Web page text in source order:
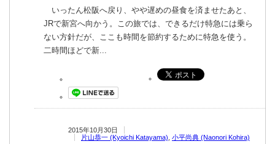
いったん松阪へ戻り、やや遅めの昼食を済ませたあと、
JRで新宮へ向かう。この旅では、できるだけ特急には乗ら
ない方針だが、ここも時間を節約するために特急を使う。
二時間ほどで新...
2015年10月30日
片山恭一 (Kyoichi Katayama) 小平尚典 (Naonori Kohira)